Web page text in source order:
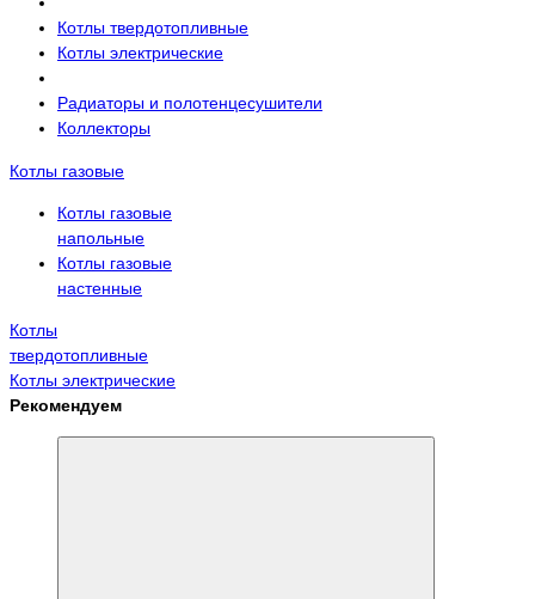
Котлы твердотопливные
Котлы электрические
Радиаторы и полотенцесушители
Коллекторы
Котлы газовые
Котлы газовые
напольные
Котлы газовые
настенные
Котлы
твердотопливные
Котлы электрические
Рекомендуем